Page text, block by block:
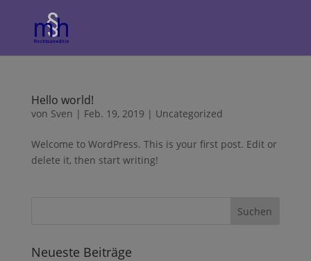
Hello world!
von Sven | Feb. 19, 2019 | Uncategorized
Welcome to WordPress. This is your first post. Edit or
delete it, then start writing!
Neueste Beiträge